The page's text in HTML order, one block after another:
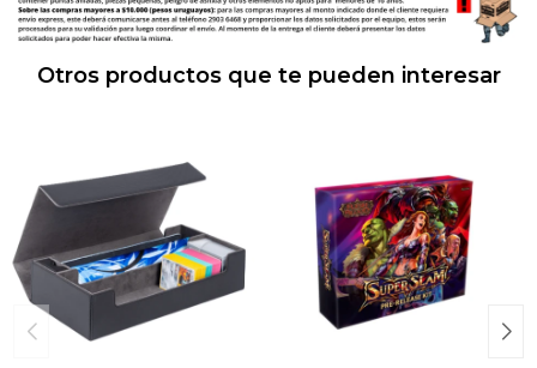
Otros productos que te pueden interesar